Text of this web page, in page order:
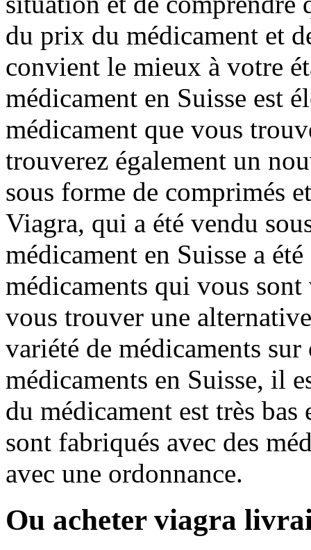
du prix du médicament et
convient le mieux à votre
médicament en Suisse est
médicament que vous
trouverez également un
sous forme de comprimés
Viagra, qui a été vendu
médicament en Suisse a
médicaments qui vous sont
vous trouver une
variété de médicaments
médicaments en Suisse, il
du médicament est très
sont fabriqués avec des
avec une ordonnance.
Ou acheter viagra